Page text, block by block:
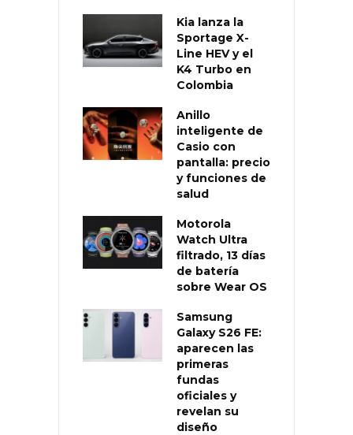
Kia lanza la
Sportage X-
Line HEV y el
K4 Turbo en
Colombia
Anillo
inteligente de
Casio con
pantalla: precio
y funciones de
salud
Motorola
Watch Ultra
filtrado, 13 días
de batería
sobre Wear OS
Samsung
Galaxy S26 FE:
aparecen las
primeras
fundas
oficiales y
revelan su
diseño